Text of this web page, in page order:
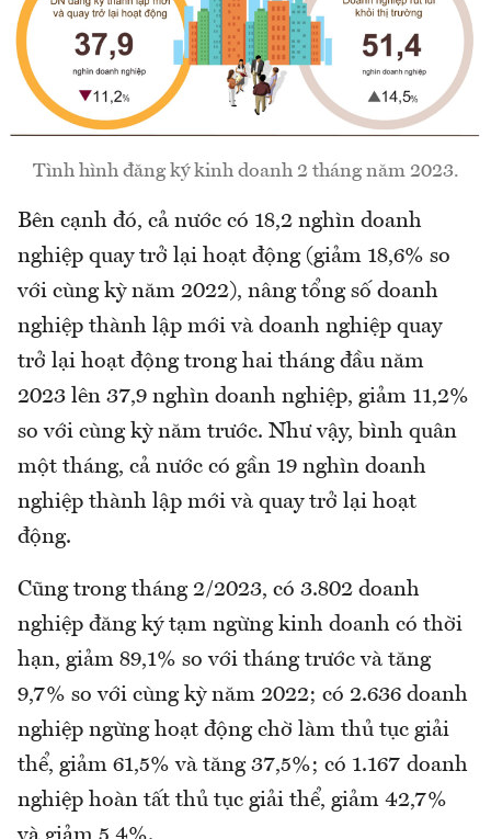
Tình hình đăng ký kinh doanh 2 tháng năm 2023.
Bên cạnh đó, cả nước có 18,2 nghìn doanh
nghiệp quay trở lại hoạt động (giảm 18,6% so
với cùng kỳ năm 2022), nâng tổng số doanh
nghiệp thành lập mới và doanh nghiệp quay
trở lại hoạt động trong hai tháng đầu năm
2023 lên 37,9 nghìn doanh nghiệp, giảm 11,2%
so với cùng kỳ năm trước. Như vậy, bình quân
một tháng, cả nước có gần 19 nghìn doanh
nghiệp thành lập mới và quay trở lại hoạt
động.
Cũng trong tháng 2/2023, có 3.802 doanh
nghiệp đăng ký tạm ngừng kinh doanh có thời
hạn, giảm 89,1% so với tháng trước và tăng
9,7% so với cùng kỳ năm 2022; có 2.636 doanh
nghiệp ngừng hoạt động chờ làm thủ tục giải
thể, giảm 61,5% và tăng 37,5%; có 1.167 doanh
nghiệp hoàn tất thủ tục giải thể, giảm 42,7%